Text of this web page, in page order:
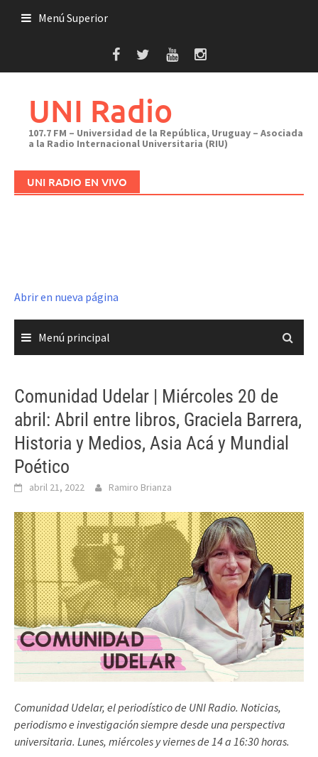
Menú Superior
UNI Radio
107.7 FM – Universidad de la República, Uruguay – Asociada
a la Radio Internacional Universitaria (RIU)
UNI RADIO EN VIVO
Abrir en nueva página
Menú principal
Comunidad Udelar | Miércoles 20 de
abril: Abril entre libros, Graciela Barrera,
Historia y Medios, Asia Acá y Mundial
Poético
abril 21, 2022 Ramiro Brianza
Comunidad Udelar, el periodístico de UNI Radio. Noticias,
periodismo e investigación siempre desde una perspectiva
universitaria. Lunes, miércoles y viernes de 14 a 16:30 horas.